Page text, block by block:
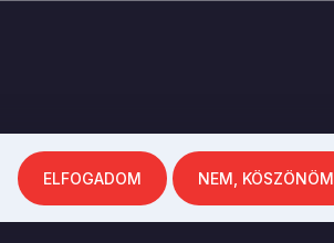
ELFOGADOM NEM, KÖSZÖNÖM